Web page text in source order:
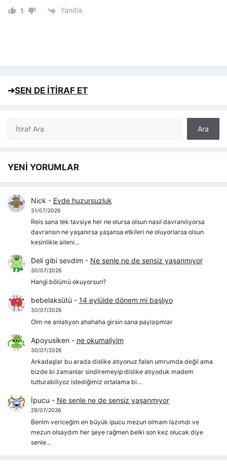
1 Yanıtla
➔SEN DE İTİRAF ET
Ara
Ara
YENİ YORUMLAR
Nick - Evde huzursuzluk
31/07/2026
Reis sana tek tavsiye her ne olursa olsun nasıl davranılıyorsa
davransın ne yaşanırsa yaşansa etkileri ne oluyorlarsa olsun
kesinlikle aileni…
Deli gibi sevdim - Ne senle ne de sensiz yaşanmıyor
30/07/2026
Hangi bölümü okuyorsun?
bebelaksütü - 14 eylülde dönem mi başlıyo
30/07/2026
Olm ne anlatıyon ahahaha girsin sana paylaşımlar
Apoyusiken- ne okumaliyim
30/07/2026
Arkadaşlar bu arada dislike atıyonuz falan umrumda değil ama
bizde bi zamanlar sindiremeyip dislike atıyoduk madem
tutturabiliyoz istediğimiz ortalama bi…
İpucu - Ne senle ne de sensiz yaşanmıyor
29/07/2026
Benim vericeğim en büyük ipucu mezun olmam lazımdı ve
mezun olsaydım her şeye rağmen belki son kez olucak diye
senle…